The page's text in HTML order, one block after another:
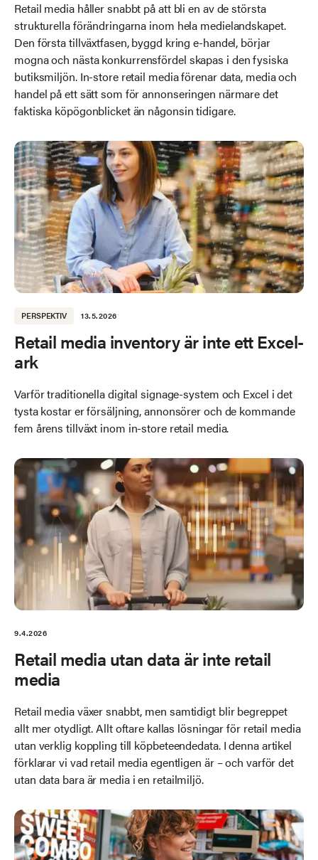
Retail media håller snabbt på att bli en av de största
strukturella förändringarna inom hela medielandskapet.
Den första tillväxtfasen, byggd kring e-handel, börjar
mogna och nästa konkurrensfördel skapas i den fysiska
butiksmiljön. In-store retail media förenar data, media och
handel på ett sätt som för annonseringen närmare det
faktiska köpögonblicket än någonsin tidigare.
PERSPEKTIV 13.5.2026
Retail media inventory är inte ett Excel-
ark
Varför traditionella digital signage-system och Excel i det
tysta kostar er försäljning, annonsörer och de kommande
fem årens tillväxt inom in-store retail media.
9.4.2026
Retail media utan data är inte retail
media
Retail media växer snabbt, men samtidigt blir begreppet
allt mer otydligt. Allt oftare kallas lösningar för retail media
utan verklig koppling till köpbeteendedata. I denna artikel
förklarar vi vad retail media egentligen är – och varför det
utan data bara är media i en retailmiljö.